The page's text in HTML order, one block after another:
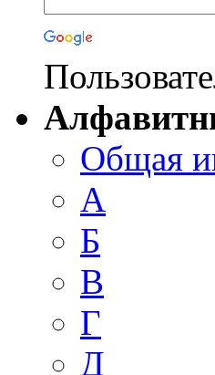
Общая
А
Б
В
Г
Д